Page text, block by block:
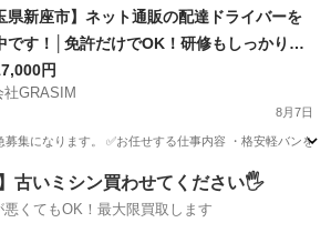
バー 荷物
県新座市】ネット通販の配達ドライバーを
です！│免許だけでOK！研修もしっかりあ
！
円
社GRASIM
8月7日
募集になります。 ✅お任せする仕事内容 ・格安軽バン
バー 荷物
】古いミシン買わせてください🖐️
悪くてもOK！最大限買取します